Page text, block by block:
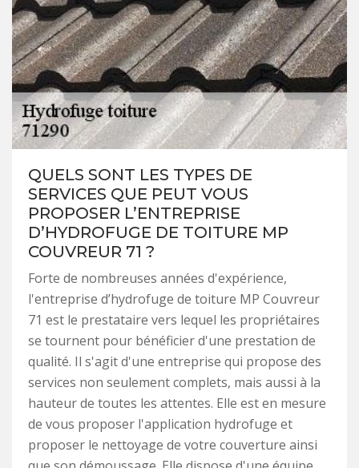
QUELS SONT LES TYPES DE
SERVICES QUE PEUT VOUS
PROPOSER L’ENTREPRISE
D’HYDROFUGE DE TOITURE MP
COUVREUR 71 ?
Forte de nombreuses années d'expérience,
l'entreprise d’hydrofuge de toiture MP Couvreur
71 est le prestataire vers lequel les propriétaires
se tournent pour bénéficier d'une prestation de
qualité. Il s'agit d'une entreprise qui propose des
services non seulement complets, mais aussi à la
hauteur de toutes les attentes. Elle est en mesure
de vous proposer l'application hydrofuge et
proposer le nettoyage de votre couverture ainsi